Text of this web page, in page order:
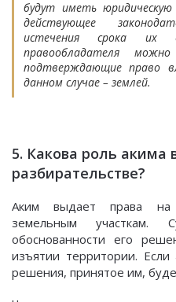
будут иметь
действующее
истечения срока их
правообладателя
подтверждающие право
данном случае – землей.
5. Какова роль акима
разбирательстве?
Аким выдает права на
земельным участкам.
обоснованности его
изъятии территории.
решения, принятое им,